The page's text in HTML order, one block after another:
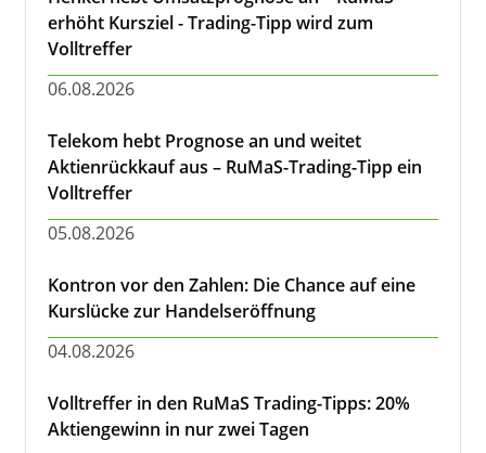
erhöht Kursziel - Trading-Tipp wird zum
Volltreffer
06.08.2026
Telekom hebt Prognose an und weitet
Aktienrückkauf aus – RuMaS-Trading-Tipp ein
Volltreffer
05.08.2026
Kontron vor den Zahlen: Die Chance auf eine
Kurslücke zur Handelseröffnung
04.08.2026
Volltreffer in den RuMaS Trading-Tipps: 20%
Aktiengewinn in nur zwei Tagen